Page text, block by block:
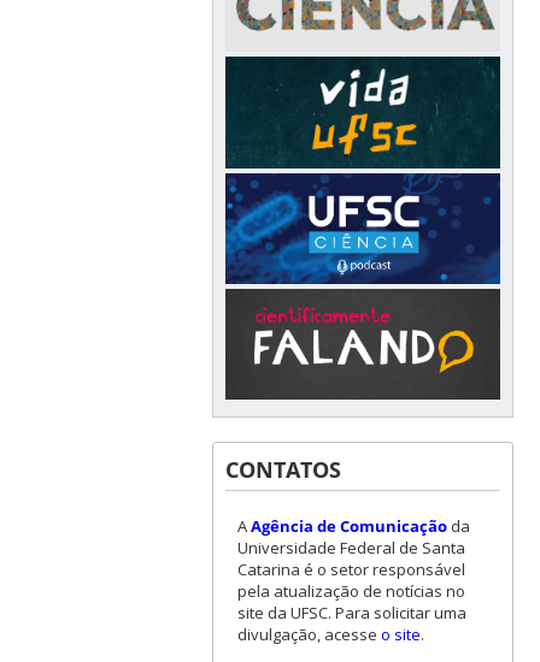
CONTATOS
AAgência de Comunicaçãoda
Universidade Federal de Santa
Catarina é o setor responsável
pela atualização de notícias no
site da UFSC. Para solicitar uma
divulgação, acesse o site.